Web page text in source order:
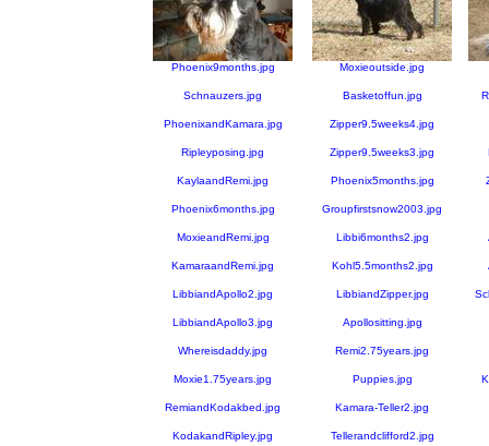
Phoenix9months.jpg Moxieoutside.jpg
Schnauzers.jpg Basketoffun.jpg
PhoenixandKamara.jpg Zipper9.5weeks4.jpg
Ripleyposing.jpg Zipper9.5weeks3.jpg
KaylaandRemi.jpg Phoenix5months.jpg
Phoenix6months.jpg Groupfirstsnow2003.jpg
MoxieandRemi.jpg Libbi6months2.jpg
KamaraandRemi.jpg Kohl5.5months2.jpg
LibbiandApollo2.jpg LibbiandZipper.jpg
LibbiandApollo3.jpg Apollositting.jpg
Whereisdaddy.jpg Remi2.75years.jpg
Moxie1.75years.jpg Puppies.jpg
RemiandKodakbed.jpg Kamara-Teller2.jpg
KodakandRipley.jpg Tellerandclifford2.jpg